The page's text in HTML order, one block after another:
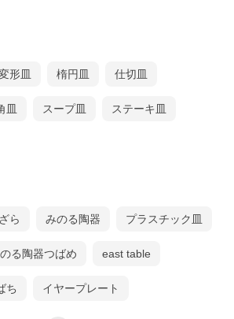
形皿 楕円皿 仕切皿
皿 スープ皿 ステーキ皿
ら みのる陶器 プラスチック皿
る陶器つばめ east table
ち イヤープレート